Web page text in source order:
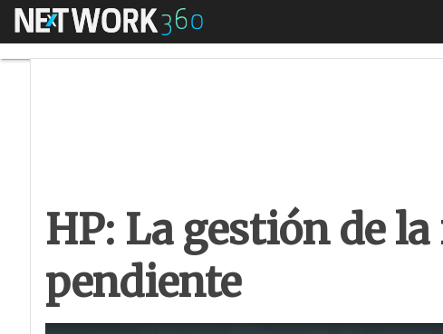
Menú HP: La gestión de la
HP: La gestión de
pendiente